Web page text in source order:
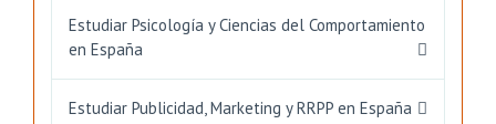
Estudiar Psicología y Ciencias del Comportamiento
en España
Estudiar Publicidad, Marketing y RRPP en España